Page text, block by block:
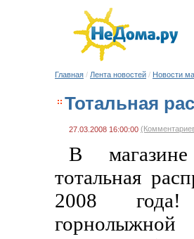
Главная / Лента новостей / Новости
Тотальная
27.03.2008 16:00:00
В
тотальная
2008 года!